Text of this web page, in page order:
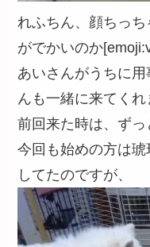
れふちん、顔ちっ
がでかいのか
あいさんがうちに
んも一緒に来てく
前回来た時は、ずっ
今回も始めの方は
してたのですが、